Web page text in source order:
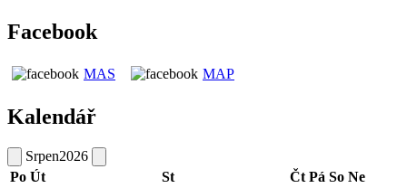
Facebook
MAS MAP
Kalendář
Srpen2026
Po Út St Čt Pá So Ne